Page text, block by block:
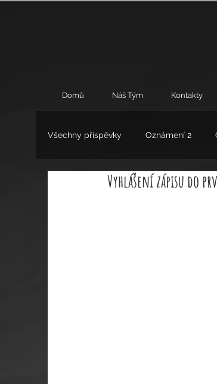
Domů Náš Tým Kontakty
Všechny příspěvky Oznámení 2
Výchovné poradenství
Vyhlášení zápisu do